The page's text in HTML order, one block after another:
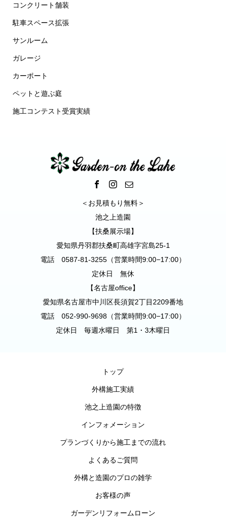
コンクリート舗装
駐車スペース拡張
サンルーム
ガレージ
カーポート
ペットと遊ぶ庭
施工コンテスト受賞実績
＜お見積もり無料＞
池之上造園
【扶桑展示場】
愛知県丹羽郡扶桑町高雄字宮島25-1
電話 0587-81-3255（営業時間9:00−17:00）
定休日 無休
【名古屋office】
愛知県名古屋市中川区長須賀2丁目2209番地
電話 052-990-9698（営業時間9:00−17:00）
定休日 毎週水曜日 第1・3木曜日
トップ
外構施工実績
池之上造園の特徴
インフォメーション
プランづくりから施工までの流れ
よくあるご質問
外構と造園のプロの雑学
お客様の声
ガーデンリフォームローン